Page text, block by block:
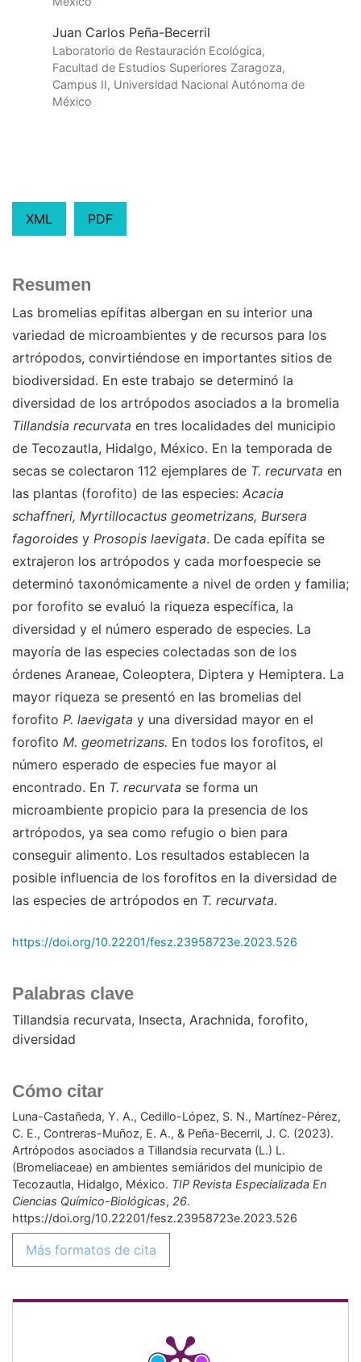
Juan Carlos Peña-Becerril
Laboratorio de Restauración Ecológica,
Facultad de Estudios Superiores Zaragoza,
Campus II, Universidad Nacional Autónoma de
México
XML PDF
Palabras clave
Tillandsia recurvata Insecta Arachnida forofito
diversidad
Cómo citar
Luna-Castañeda, Y. A., Cedillo-López, S. N., Martínez-Pérez,
C. E., Contreras-Muñoz, E. A., & Peña-Becerril, J. C. (2023).
Artrópodos asociados a Tillandsia recurvata (L.) L.
(Bromeliaceae) en ambientes semiáridos del municipio de
Tecozautla, Hidalgo, México. TIP Revista Especializada En
Ciencias Químico-Biológicas, 26.
https://doi.org/10.22201/fesz.23958723e.2023.526
Más formatos de cita
Resumen
Las bromelias epífitas albergan en su interior una
variedad de microambientes y de recursos para los
artrópodos, convirtiéndose en importantes sitios de
biodiversidad. En este trabajo se determinó la
diversidad de los artrópodos asociados a la bromelia
Tillandsia recurvata en tres localidades del municipio
de Tecozautla, Hidalgo, México. En la temporada de
secas se colectaron 112 ejemplares de T. recurvata en
las plantas (forofito) de las especies: Acacia
schaffneri, Myrtillocactus geometrizans, Bursera
fagoroides y Prosopis laevigata. De cada epífita se
extrajeron los artrópodos y cada morfoespecie se
determinó taxonómicamente a nivel de orden y familia;
por forofito se evaluó la riqueza específica, la
diversidad y el número esperado de especies. La
mayoría de las especies colectadas son de los
órdenes Araneae, Coleoptera, Diptera y Hemiptera. La
mayor riqueza se presentó en las bromelias del
forofito P. laevigata y una diversidad mayor en el
forofito M. geometrizans. En todos los forofitos, el
número esperado de especies fue mayor al
encontrado. En T. recurvata se forma un
microambiente propicio para la presencia de los
artrópodos, ya sea como refugio o bien para
conseguir alimento. Los resultados establecen la
posible influencia de los forofitos en la diversidad de
las especies de artrópodos en T. recurvata.
https://doi.org/10.22201/fesz.23958723e.2023.526